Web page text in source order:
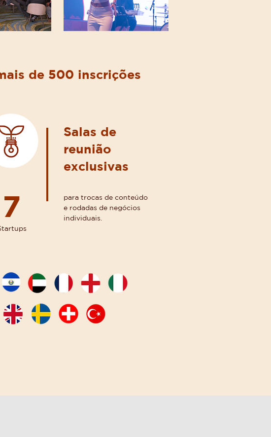
de 500 inscrições
7
Salas de
reunião
exclusivas
para trocas de conteúdo
e rodadas de negócios
individuais.